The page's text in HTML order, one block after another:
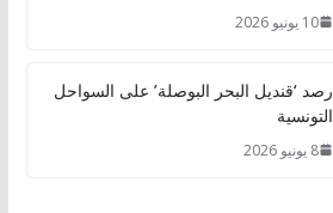
10 يونيو 2026
رصد ‘قنديل البحر البوصلة’ على السواحل
التونسية
8 يونيو 2026